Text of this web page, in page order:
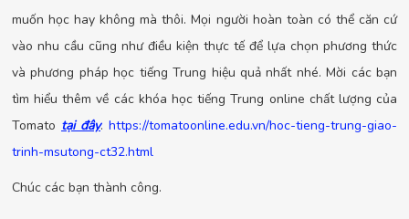
muốn học hay không mà thôi. Mọi người hoàn toàn có thể căn cứ
vào nhu cầu cũng như điều kiện thực tế để lựa chọn phương thức
và phương pháp học tiếng Trung hiệu quả nhất nhé. Mời các bạn
tìm hiểu thêm về các khóa học tiếng Trung online chất lượng của
Tomato tại đây. https://tomatoonline.edu.vn/hoc-tieng-trung-giao-
trinh-msutong-ct32.html
Chúc các bạn thành công.